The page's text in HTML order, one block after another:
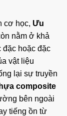
cơ học, Ưu
nằm ở khả
đặc hoặc đặc
vật liệu
lại sự truyền
composite
bên ngoài
tiếng ồn từ